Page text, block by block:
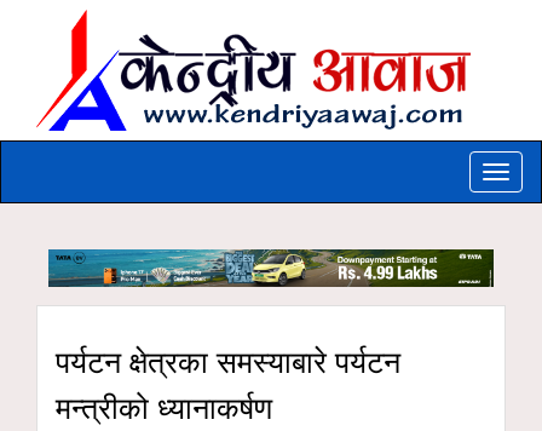
Toggle
पर्यटन क्षेत्रका समस्याबारे पर्यटन
मन्त्रीको ध्यानाकर्षण